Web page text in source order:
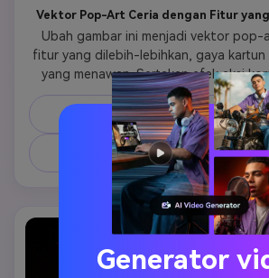
Vektor Pop-Art Ceria dengan Fitur
Ubah gambar ini menjadi vektor pop-
fitur yang dilebih-lebihkan, gaya
yang menawan. Sertakan efek aksi
warna ceria, pola dekoratif, elemen
menyenangkan, dan latar belakang
hidup.
Salin Prompt
Buat Gambar Serupa
Generator